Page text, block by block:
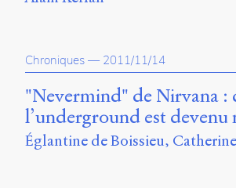
Chroniques — 2011/11/14
"Nevermind" de Nirvana :
l’underground est devenu
Églantine de Boissieu